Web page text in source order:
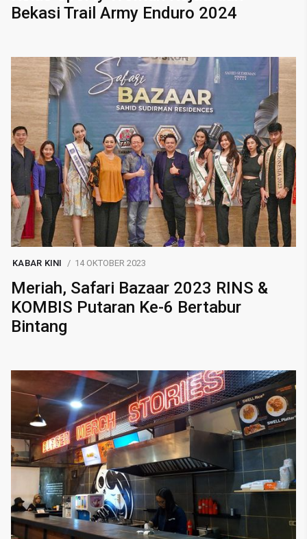
Bekasi Trail Army Enduro 2024
KABAR KINI 14 OKTOBER 2023
Meriah, Safari Bazaar 2023 RINS &
KOMBIS Putaran Ke-6 Bertabur
Bintang